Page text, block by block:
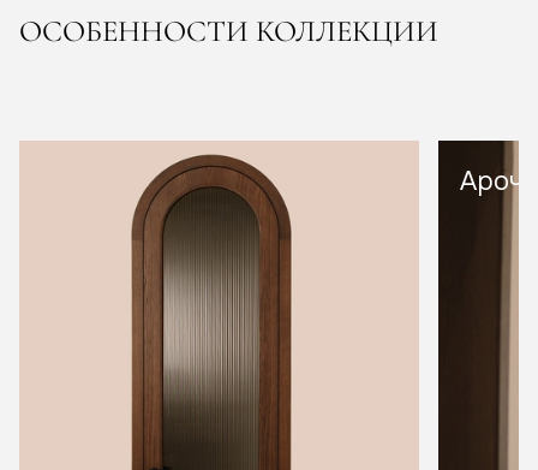
ОСОБЕННОСТИ КОЛЛЕКЦИИ